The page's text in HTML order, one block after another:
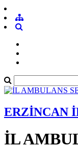
ERZİNCAN
İL